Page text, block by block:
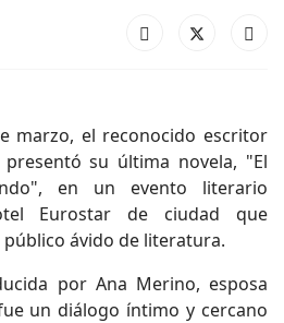
marzo, el reconocido escritor
presentó su última novela, "El
en un evento literario
Eurostar de ciudad que
ávido de literatura.
por Ana Merino, esposa
un diálogo íntimo y cercano